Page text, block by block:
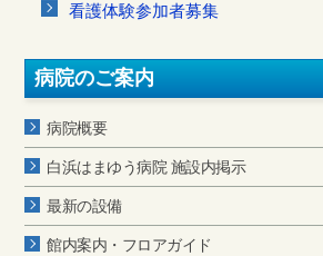
看護体験参加者募集
病院のご案内
病院概要
白浜はまゆう病院 施設内掲示
最新の設備
館内案内・フロアガイド